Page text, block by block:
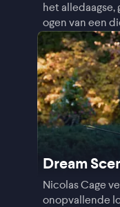
het alledaagse,
ogen van een
Dream
Nicolas Cage
onopvallende